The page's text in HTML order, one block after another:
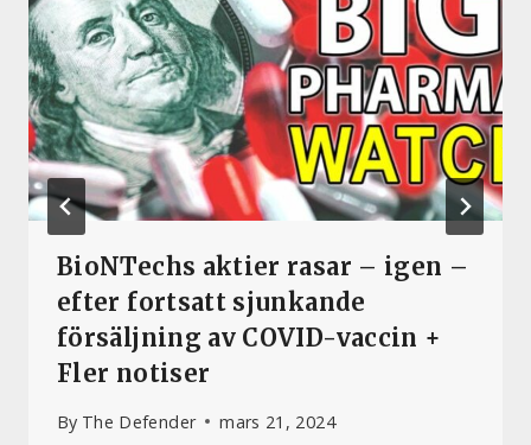
BioNTechs aktier rasar – igen –
efter fortsatt sjunkande
försäljning av COVID-vaccin +
Fler notiser
By The Defender mars 21, 2024